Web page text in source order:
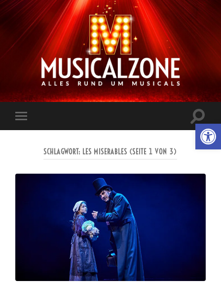
Musicalzone.de
Mobile-
Menü
ein-/
SCHLAGWORT: LES MISERABLES (SEITE 1 VON 3)